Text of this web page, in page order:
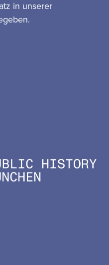
in unserer